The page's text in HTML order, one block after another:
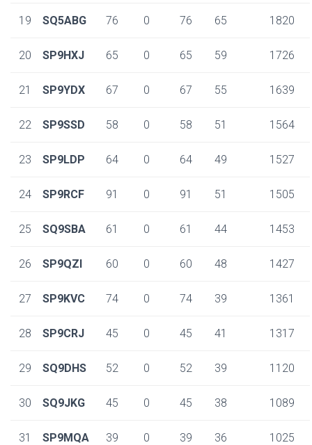
19 SQ5ABG 76 0 76 65 1820
20 SP9HXJ 65 0 65 59 1726
21 SP9YDX 67 0 67 55 1639
22 SP9SSD 58 0 58 51 1564
23 SP9LDP 64 0 64 49 1527
24 SP9RCF 91 0 91 51 1505
25 SQ9SBA 61 0 61 44 1453
26 SP9QZI 60 0 60 48 1427
27 SP9KVC 74 0 74 39 1361
28 SP9CRJ 45 0 45 41 1317
29 SQ9DHS 52 0 52 39 1120
30 SQ9JKG 45 0 45 38 1089
31 SP9MQA 39 0 39 36 1025